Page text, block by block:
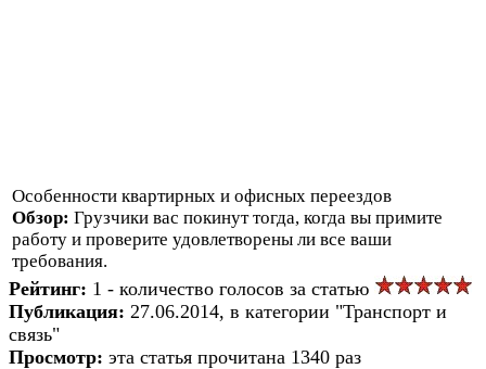
Особенности квартирных и офисных переездов
Обзор: Грузчики вас покинут тогда, когда вы примите
работу и проверите удовлетворены ли все ваши
требования.
Рейтинг: 1 - количество голосов за статью
Публикация: 27.06.2014, в категории "Транспорт и
связь"
Просмотр: эта статья прочитана 1340 раз